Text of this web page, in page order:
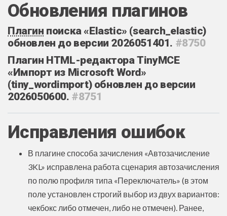
Обновления плагинов
Плагин поиска «Elastic» (search_elastic)
обновлен до версии 2026051401. #8750
Плагин HTML-редактора TinyMCE
«Импорт из Microsoft Word»
(tiny_wordimport) обновлен до версии
2026050600. #8751
Исправления ошибок
В плагине способа зачисления «Автозачисление
3KL» исправлена работа сценария автозачисления
по полю профиля типа «‎Переключатель» (в этом
поле установлен строгий выбор из двух вариантов:
чекбокс либо отмечен, либо не отмечен). Ранее,